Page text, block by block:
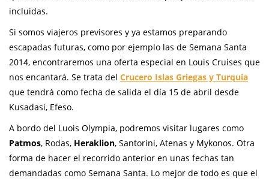
incluidas.
Si somos viajeros previsores y ya estamos preparando
escapadas futuras, como por ejemplo las de Semana Santa
2014, encontraremos una oferta especial en Louis Cruises que
nos encantará. Se trata del Crucero Islas Griegas y Turquía
que tendrá como fecha de salida el día 15 de abril desde
Kusadasi, Efeso.
A bordo del Luois Olympia, podremos visitar lugares como
Patmos, Rodas, Heraklion, Santorini, Atenas y Mykonos. Otra
forma de hacer el recorrido anterior en unas fechas tan
demandadas como Semana Santa. Lo mejor de todo es que el